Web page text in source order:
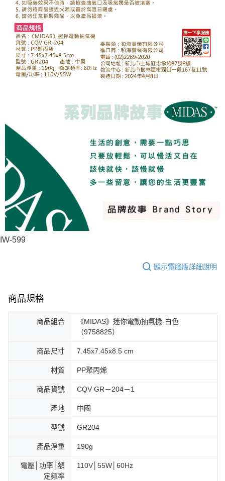
IW-599
顯示電腦版詳細說明
商品規格
商品組合
《MIDAS》迷你電動抽氣機-白色
（9758825）
商品尺寸 7.45x7.45x8.5 cm
材質 PP聚丙烯
商品貨號 CQV GR－204－1
產地 中國
型號 GR204
產品淨重 190g
電壓│功率│額
定頻率
110V│55W│60Hz